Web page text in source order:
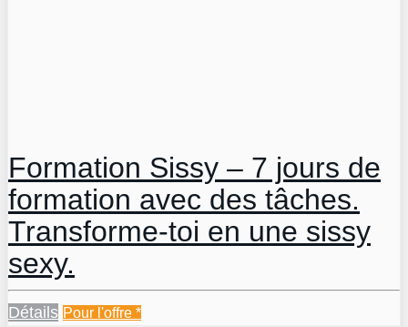
Formation Sissy – 7 jours de
formation avec des tâches.
Transforme-toi en une sissy
sexy.
Détails Pour l'offre *